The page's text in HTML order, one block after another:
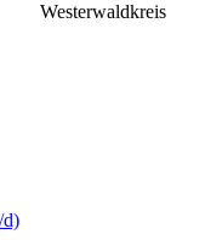
Westerwaldkreis
d)